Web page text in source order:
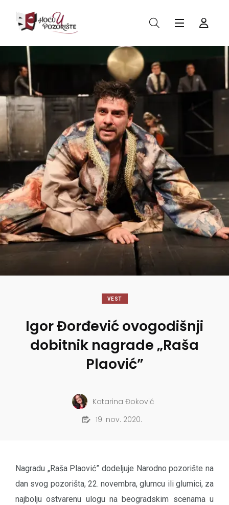
VEST
Igor Đorđević ovogodišnji
dobitnik nagrade „Raša
Plaović”
Katarina Đoković
19. nov. 2020.
Nagradu „Raša Plaović” dodeljuje Narodno pozorište na
dan svog pozorišta, 22. novembra, glumcu ili glumici, za
najbolju ostvarenu ulogu na beogradskim scenama u